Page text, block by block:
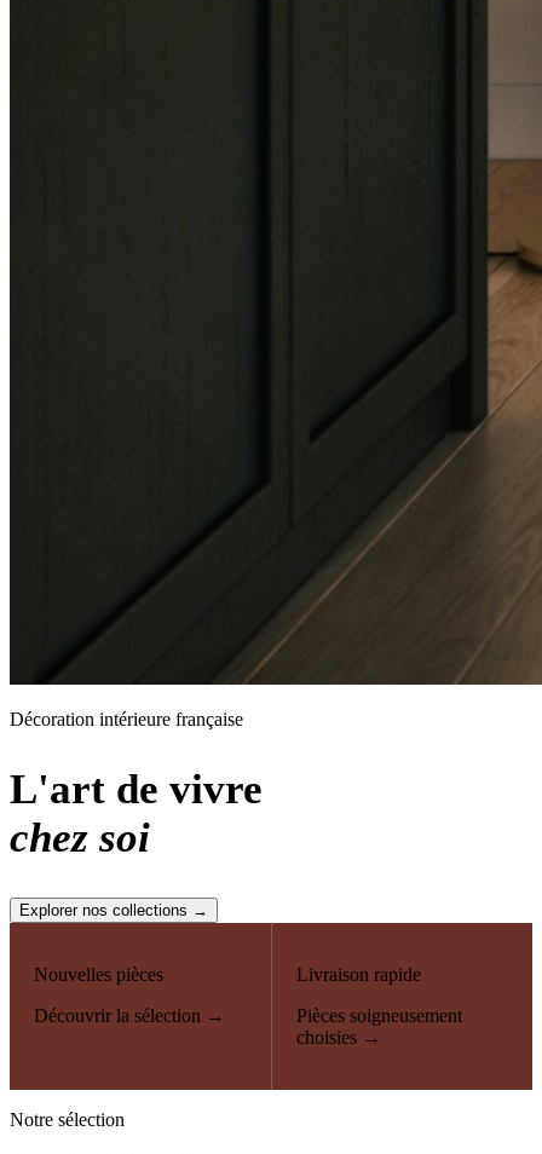
Décoration intérieure française
L'art de vivre
chez soi
Explorer nos collections →
Nouvelles pièces
Découvrir la sélection →
Livraison rapide
Pièces soigneusement
choisies →
Notre sélection